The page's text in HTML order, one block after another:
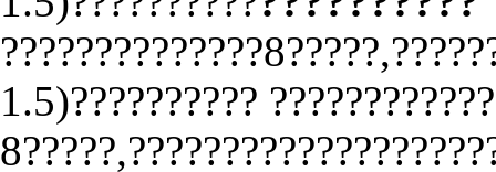
1.5)??????????